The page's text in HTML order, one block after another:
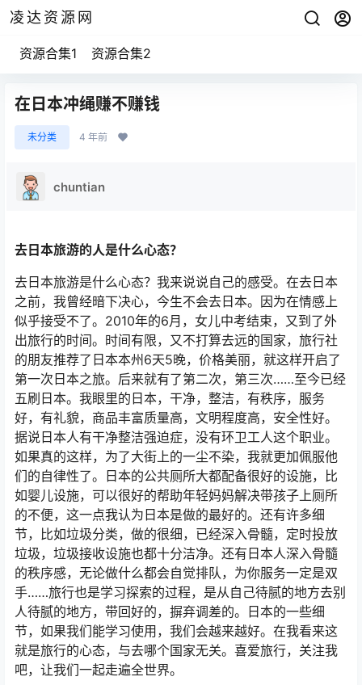
凌达资源网
资源合集1 资源合集2
在日本冲绳赚不赚钱
未分类 4 年前
chuntian
去日本旅游的人是什么心态？
去日本旅游是什么心态？我来说说自己的感受。在去日本
之前，我曾经暗下决心，今生不会去日本。因为在情感上
似乎接受不了。2010年的6月，女儿中考结束，又到了外
出旅行的时间。时间有限，又不打算去远的国家，旅行社
的朋友推荐了日本本州6天5晚，价格美丽，就这样开启了
第一次日本之旅。后来就有了第二次，第三次……至今已经
五刷日本。我眼里的日本，干净，整洁，有秩序，服务
好，有礼貌，商品丰富质量高，文明程度高，安全性好。
据说日本人有干净整洁强迫症，没有环卫工人这个职业。
如果真的这样，为了大街上的一尘不染，我就更加佩服他
们的自律性了。日本的公共厕所大都配备很好的设施，比
如婴儿设施，可以很好的帮助年轻妈妈解决带孩子上厕所
的不便，这一点我认为日本是做的最好的。还有许多细
节，比如垃圾分类，做的很细，已经深入骨髓，定时投放
垃圾，垃圾接收设施也都十分洁净。还有日本人深入骨髓
的秩序感，无论做什么都会自觉排队，为你服务一定是双
手……旅行也是学习探索的过程，是从自己待腻的地方去别
人待腻的地方，带回好的，摒弃调差的。日本的一些细
节，如果我们能学习使用，我们会越来越好。在我看来这
就是旅行的心态，与去哪个国家无关。喜爱旅行，关注我
吧，让我们一起走遍全世界。